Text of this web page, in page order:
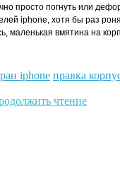
просто погнуть или
iphone, хотя бы раз
маленькая вмятина на
iphone правка
чтение